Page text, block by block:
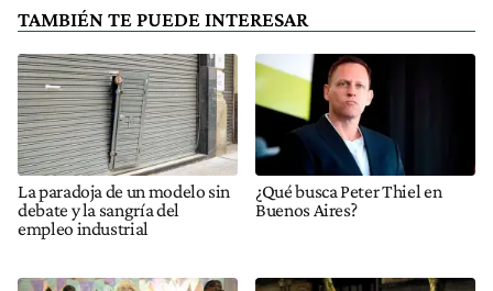
TAMBIÉN TE PUEDE INTERESAR
La paradoja de un modelo sin
debate y la sangría del
empleo industrial
¿Qué busca Peter Thiel en
Buenos Aires?